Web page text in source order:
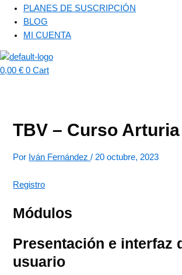
PLANES DE SUSCRIPCIÓN
BLOG
MI CUENTA
0,00 € 0 Cart
TBV – Curso
Por Iván Fernández/ 20 octubre, 2023
Registro
Módulos
Presentación e interfaz
usuario